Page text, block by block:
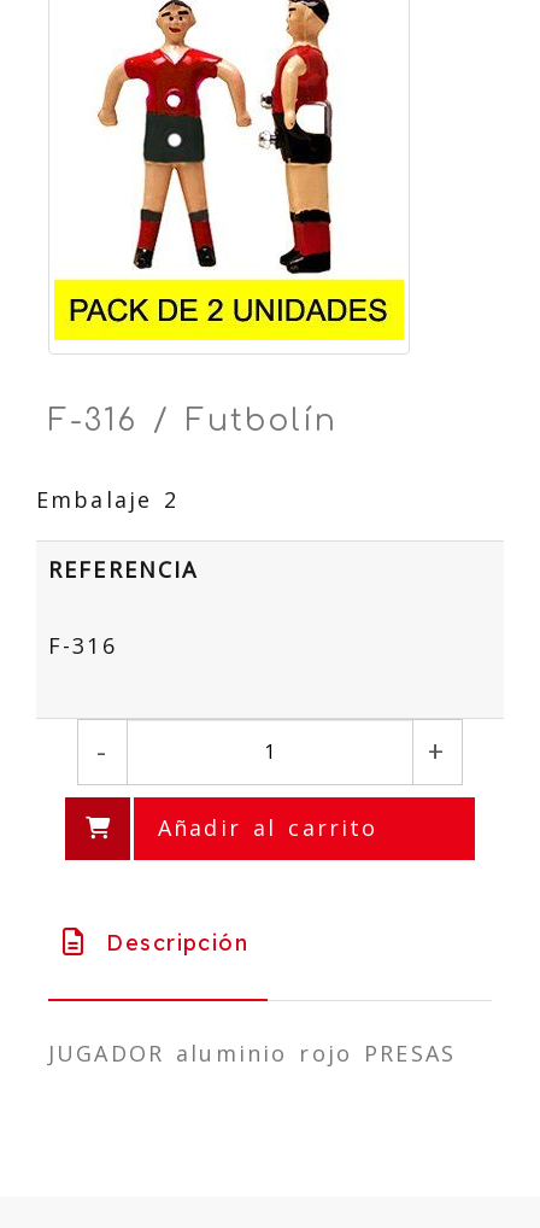
F-316 / Futbolín
Embalaje 2
REFERENCIA
F-316
- +
Añadir al carrito
Descripción
JUGADOR aluminio rojo PRESAS